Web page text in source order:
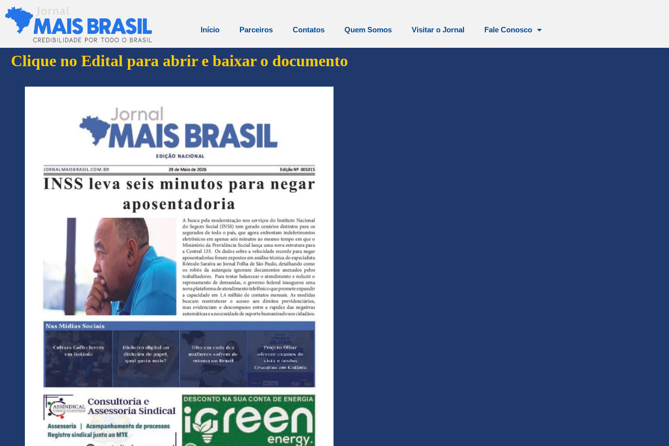
Início Parceiros Contatos Quem Somos Visitar o Jornal Fale Conosco
Clique no Edital para abrir e baixar o documento